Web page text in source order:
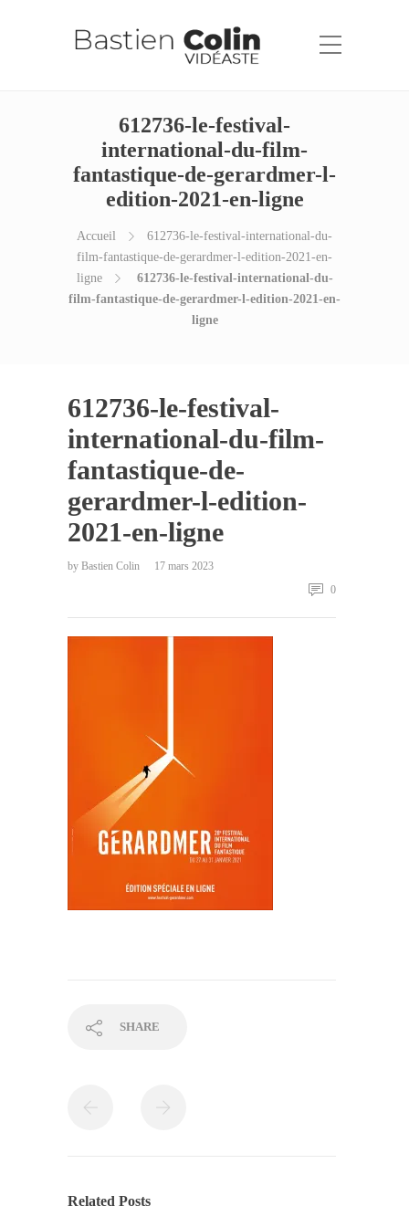
612736-le-festival-
international-du-film-
fantastique-de-gerardmer-l-
edition-2021-en-ligne
Accueil
612736-le-festival-international-du-
film-fantastique-de-gerardmer-l-edition-2021-en-
ligne
612736-le-festival-international-du-
film-fantastique-de-gerardmer-l-edition-2021-en-
ligne
612736-le-festival-
international-du-film-
fantastique-de-
gerardmer-l-edition-
2021-en-ligne
by Bastien Colin
17 mars 2023
0
SHARE
Related Posts